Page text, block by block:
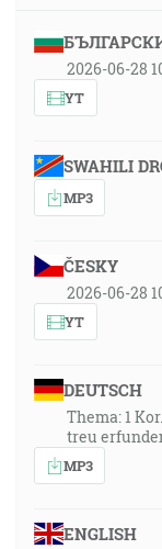
2026-06-28
YT
SWAHILI
MP3
ČESKY
2026-06-28
YT
DEUTSCH
Thema: 1
treu
MP3
ENGLISH